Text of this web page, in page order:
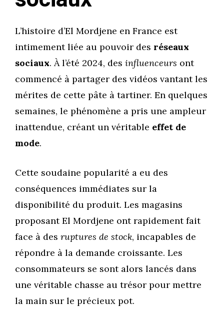
L’histoire d’El Mordjene en France est
intimement liée au pouvoir des réseaux
sociaux. À l’été 2024, des influenceurs ont
commencé à partager des vidéos vantant les
mérites de cette pâte à tartiner. En quelques
semaines, le phénomène a pris une ampleur
inattendue, créant un véritable effet de
mode.
Cette soudaine popularité a eu des
conséquences immédiates sur la
disponibilité du produit. Les magasins
proposant El Mordjene ont rapidement fait
face à des ruptures de stock, incapables de
répondre à la demande croissante. Les
consommateurs se sont alors lancés dans
une véritable chasse au trésor pour mettre
la main sur le précieux pot.